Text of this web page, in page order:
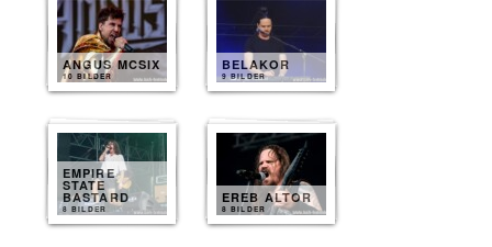
ANGUS MCSIX
10 BILDER
BELAKOR
9 BILDER
EMPIRE
STATE
BASTARD
8 BILDER
EREB ALTOR
8 BILDER